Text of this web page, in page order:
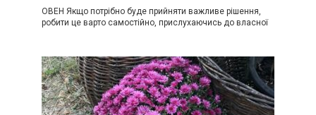
ОВЕН Якщо потрібно буде прийняти важливе рішення,
робити це варто самостійно, прислухаючись до власної